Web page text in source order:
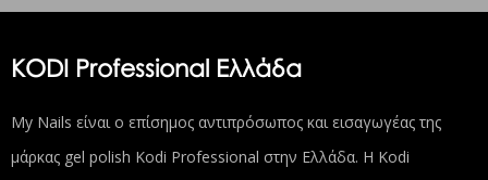
KODI Professional Ελλάδα
My Nails είναι ο επίσημος αντιπρόσωπος και εισαγωγέας της
μάρκας gel polish Kodi Professional στην Ελλάδα. Η Kodi